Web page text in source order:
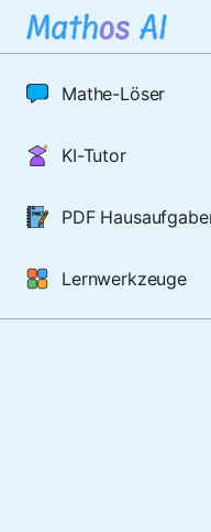
Mathe-Löser
KI-Tutor
PDF
Lernwerkzeuge